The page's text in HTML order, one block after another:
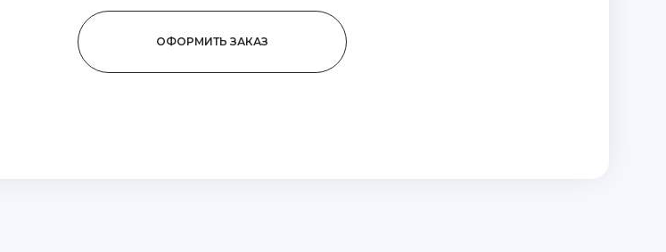
ОФОРМИТЬ ЗАКАЗ